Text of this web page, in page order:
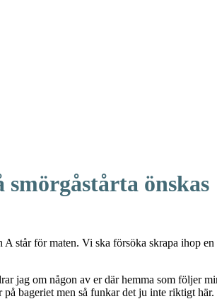
smörgåstårta önskas
står för maten. Vi ska försöka skrapa ihop
jag om någon av er där hemma som följer
bageriet men så funkar det ju inte riktigt